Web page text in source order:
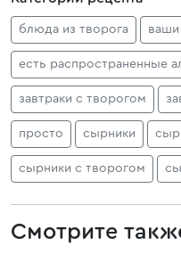
блюда из творога
есть распространенные
завтраки с творогом
просто сырники
сырники с творогом
Смотрите